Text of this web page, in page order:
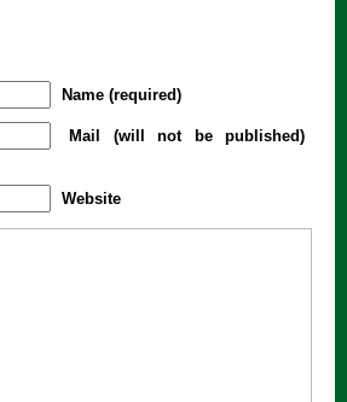
Name (required)
Mail (will not be published)
Website